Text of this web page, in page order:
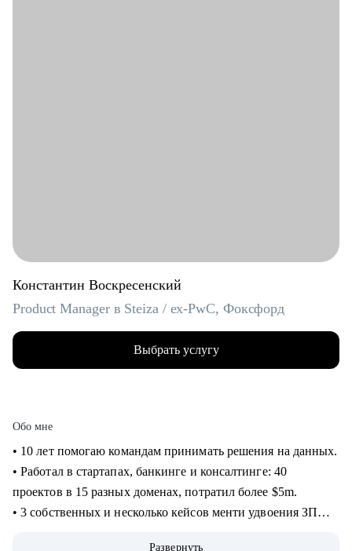
Константин Воскресенский
Product Manager в Steiza / ex-PwC, Фоксфорд
Выбрать услугу
Обо мне
• 10 лет помогаю командам принимать решения на данных.
• Работал в стартапах, банкинге и консалтинге: 40
проектов в 15 разных доменах, потратил более $5m.
• 3 собственных и несколько кейсов менти удвоения ЗП
Развернуть